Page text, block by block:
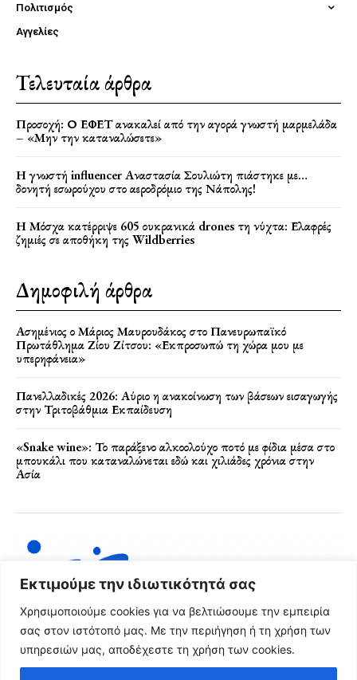
Εκτιμούμε την ιδιωτικότητά σας
Χρησιμοποιούμε cookies για να βελτιώσουμε την εμπειρία
σας στον ιστότοπό μας. Με την περιήγηση ή τη χρήση των
υπηρεσιών μας, αποδέχεστε τη χρήση των cookies.
Πολιτισμός
Αγγελίες
Τελευταία άρθρα
Προσοχή: Ο ΕΦΕΤ ανακαλεί από την αγορά γνωστή μαρμελάδα
– «Μην την καταναλώσετε»
Η γνωστή influencer Αναστασία Σουλιώτη πιάστηκε με…
δονητή εσωρούχου στο αεροδρόμιο της Νάπολης!
Η Μόσχα κατέρριψε 605 ουκρανικά drones τη νύχτα: Ελαφρές
ζημιές σε αποθήκη της Wildberries
Δημοφιλή άρθρα
Ασημένιος ο Μάριος Μαυρουδάκος στο Πανευρωπαϊκό
Πρωτάθλημα Ζίου Ζίτσου: «Εκπροσωπώ τη χώρα μου με
υπερηφάνεια»
Πανελλαδικές 2026: Αύριο η ανακοίνωση των βάσεων εισαγωγής
στην Τριτοβάθμια Εκπαίδευση
«Snake wine»: Το παράξενο αλκοολούχο ποτό με φίδια μέσα στο
μπουκάλι που καταναλώνεται εδώ και χιλιάδες χρόνια στην
Ασία
Όροι Χρήσης & Πολιτική Απορρήτου